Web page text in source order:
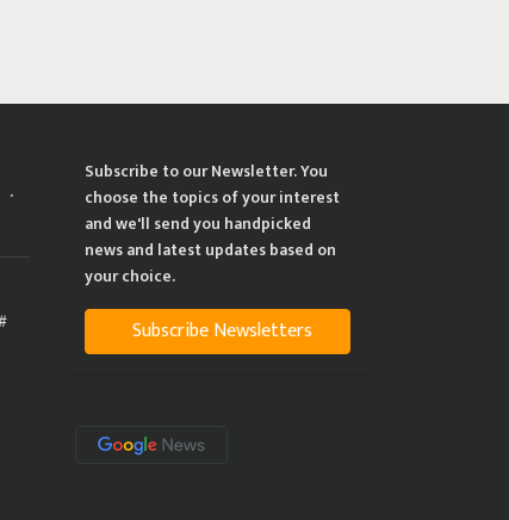
Subscribe to our Newsletter. You
choose the topics of your interest
and we'll send you handpicked
news and latest updates based on
your choice.
Subscribe Newsletters